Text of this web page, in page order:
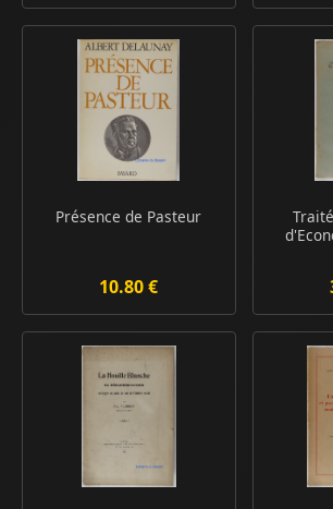
Présence de Pasteur
10.80 €